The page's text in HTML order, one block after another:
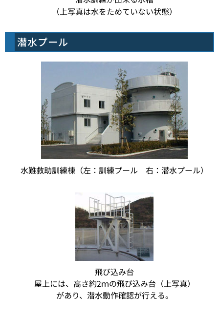
（上写真は水をためていない状態）
潜水プール
水難救助訓練棟（左：訓練プール 右：潜水プール）
飛び込み台
屋上には、高さ約2ｍの飛び込み台（上写真）
があり、潜水動作確認が行える。